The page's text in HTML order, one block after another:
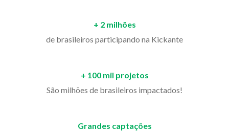
+ 2 milhões
de brasileiros participando na Kickante
+ 100 mil projetos
São milhões de brasileiros impactados!
Grandes captações